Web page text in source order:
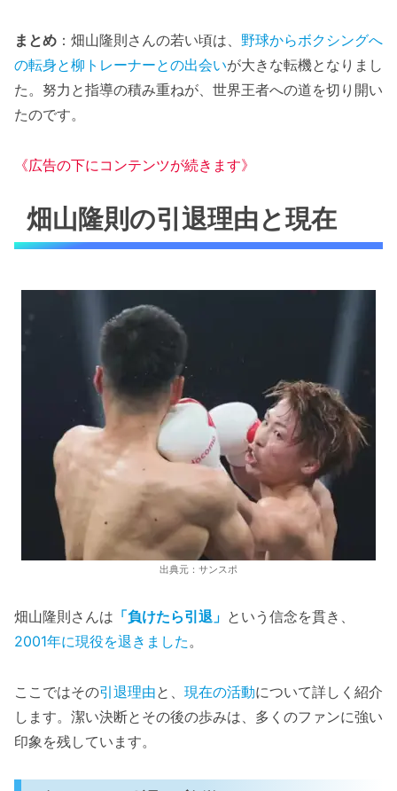
まとめ ：畑山隆則さんの若い頃は、 野球からボクシングへ
の転身と柳トレーナーとの出会いが大きな転機となりまし
た。努力と指導の積み重ねが、世界王者への道を切り開い
たのです。
《広告の下にコンテンツが続きます》
畑山隆則の引退理由と現在
出典元：サンスポ
畑山隆則さんは 「負けたら引退」 という信念を貫き、
2001年に現役を退きました。
ここではその引退理由と、 現在の活動について詳しく紹介
します。潔い決断とその後の歩みは、多くのファンに強い
印象を残しています。